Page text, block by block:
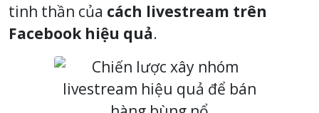
tinh thần của cách livestream trên
Facebook hiệu quả.